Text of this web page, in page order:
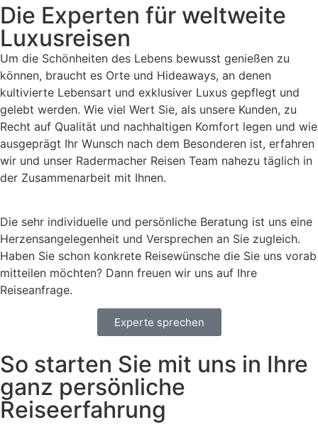
Die Experten für weltweite
Luxusreisen
Um die Schönheiten des Lebens bewusst genießen zu
können, braucht es Orte und Hideaways, an denen
kultivierte Lebensart und exklusiver Luxus gepflegt und
gelebt werden. Wie viel Wert Sie, als unsere Kunden, zu
Recht auf Qualität und nachhaltigen Komfort legen und wie
ausgeprägt Ihr Wunsch nach dem Besonderen ist, erfahren
wir und unser Radermacher Reisen Team nahezu täglich in
der Zusammenarbeit mit Ihnen.
Die sehr individuelle und persönliche Beratung ist uns eine
Herzensangelegenheit und Versprechen an Sie zugleich.
Haben Sie schon konkrete Reisewünsche die Sie uns vorab
mitteilen möchten? Dann freuen wir uns auf Ihre
Reiseanfrage.
Experte sprechen
So starten Sie mit uns in Ihre
ganz persönliche
Reiseerfahrung